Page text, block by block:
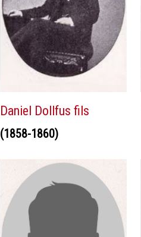
Daniel Dollfus fils
(1858-1860)